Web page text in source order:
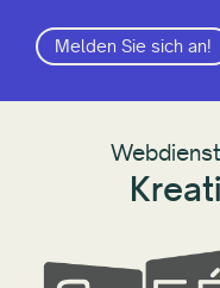
Melden Sie sich an!